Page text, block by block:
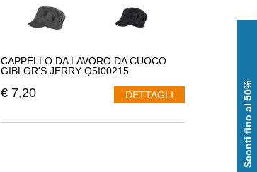
CAPPELLO DA LAVORO DA CUOCO
GIBLOR'S JERRY Q5I00215
€ 7,20 DETTAGLI Sconti fino al 50%